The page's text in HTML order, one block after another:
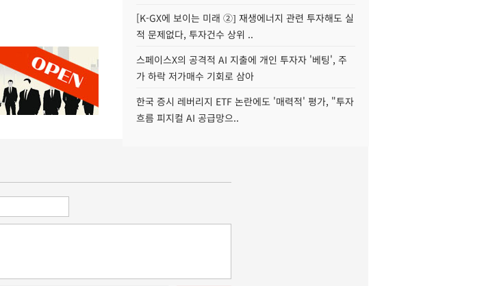
[K-GX에 보이는 미래 ②] 재생에너지 관련 투자해도 실
적 문제없다, 투자건수 상위 ..
스페이스X의 공격적 AI 지출에 개인 투자자 '베팅', 주
가 하락 저가매수 기회로 삼아
한국 증시 레버리지 ETF 논란에도 '매력적' 평가, "투자
흐름 피지컬 AI 공급망으..